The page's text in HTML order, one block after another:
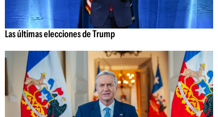
Las últimas elecciones de Trump